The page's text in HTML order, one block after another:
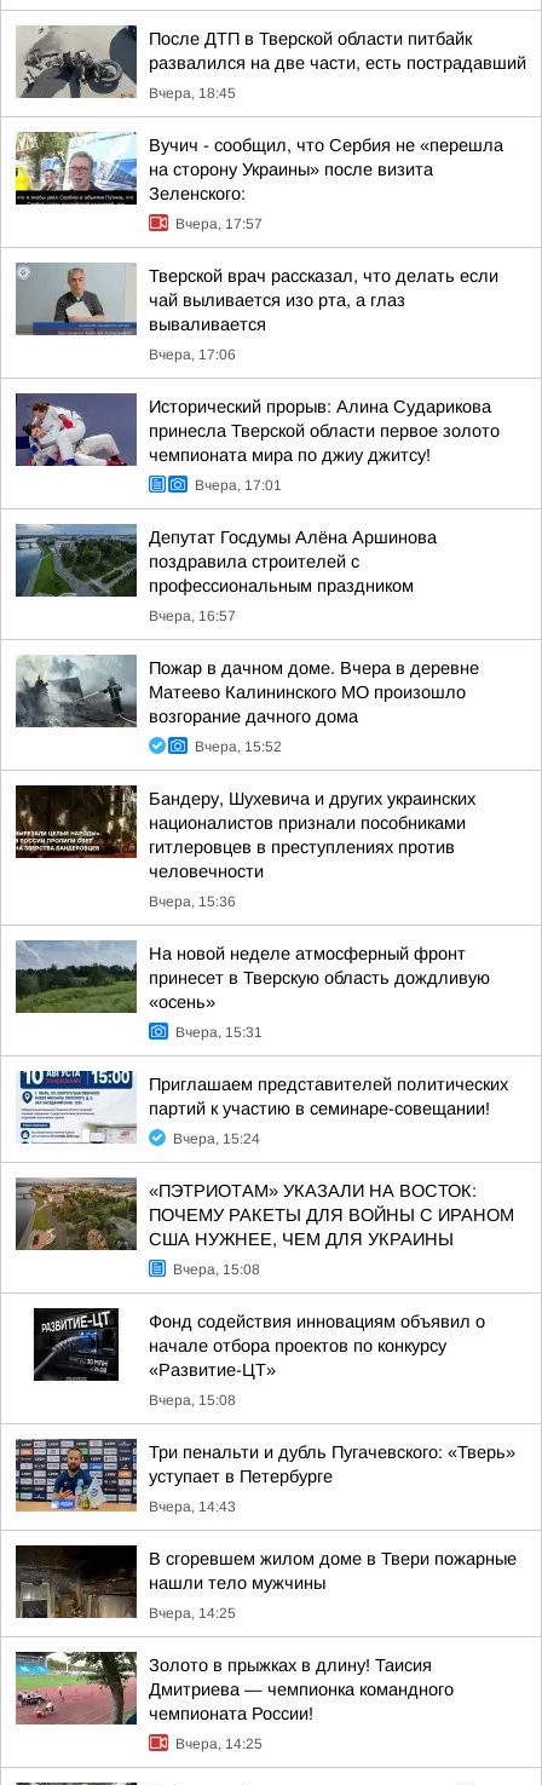
После ДТП в Тверской области питбайк
развалился на две части, есть пострадавший
Вчера, 18:45
Вучич - сообщил, что Сербия не «перешла
на сторону Украины» после визита
Зеленского:
Вчера, 17:57
Тверской врач рассказал, что делать если
чай выливается изо рта, а глаз
вываливается
Вчера, 17:06
Исторический прорыв: Алина Сударикова
принесла Тверской области первое золото
чемпионата мира по джиу джитсу!
Вчера, 17:01
Депутат Госдумы Алёна Аршинова
поздравила строителей с
профессиональным праздником
Вчера, 16:57
Пожар в дачном доме. Вчера в деревне
Матеево Калининского МО произошло
возгорание дачного дома
Вчера, 15:52
Бандеру, Шухевича и других украинских
националистов признали пособниками
гитлеровцев в преступлениях против
человечности
Вчера, 15:36
На новой неделе атмосферный фронт
принесет в Тверскую область дождливую
«осень»
Вчера, 15:31
Приглашаем представителей политических
партий к участию в семинаре-совещании!
Вчера, 15:24
«ПЭТРИОТАМ» УКАЗАЛИ НА ВОСТОК:
ПОЧЕМУ РАКЕТЫ ДЛЯ ВОЙНЫ С ИРАНОМ
США НУЖНЕЕ, ЧЕМ ДЛЯ УКРАИНЫ
Вчера, 15:08
Фонд содействия инновациям объявил о
начале отбора проектов по конкурсу
«Развитие-ЦТ»
Вчера, 15:08
Три пенальти и дубль Пугачевского: «Тверь»
уступает в Петербурге
Вчера, 14:43
В сгоревшем жилом доме в Твери пожарные
нашли тело мужчины
Вчера, 14:25
Золото в прыжках в длину! Таисия
Дмитриева — чемпионка командного
чемпионата России!
Вчера, 14:25